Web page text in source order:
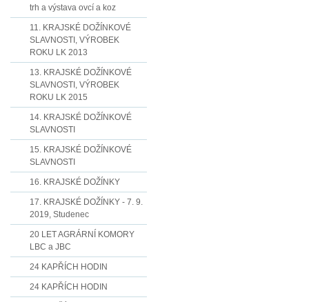
trh a výstava ovcí a koz
11. KRAJSKÉ DOŽÍNKOVÉ
SLAVNOSTI, VÝROBEK
ROKU LK 2013
13. KRAJSKÉ DOŽÍNKOVÉ
SLAVNOSTI, VÝROBEK
ROKU LK 2015
14. KRAJSKÉ DOŽÍNKOVÉ
SLAVNOSTI
15. KRAJSKÉ DOŽÍNKOVÉ
SLAVNOSTI
16. KRAJSKÉ DOŽÍNKY
17. KRAJSKÉ DOŽÍNKY - 7. 9.
2019, Studenec
20 LET AGRÁRNÍ KOMORY
LBC a JBC
24 KAPŘÍCH HODIN
24 KAPŘÍCH HODIN